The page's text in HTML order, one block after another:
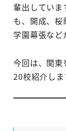
輩出していま
も、開成、
学園幕張など
今回は、関東
20校紹介しま